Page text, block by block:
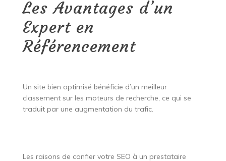
Les Avantages d’un
Expert en
Référencement
Un site bien optimisé bénéficie d’un meilleur
classement sur les moteurs de recherche, ce qui se
traduit par une augmentation du trafic.
Les raisons de confier votre SEO à un prestataire